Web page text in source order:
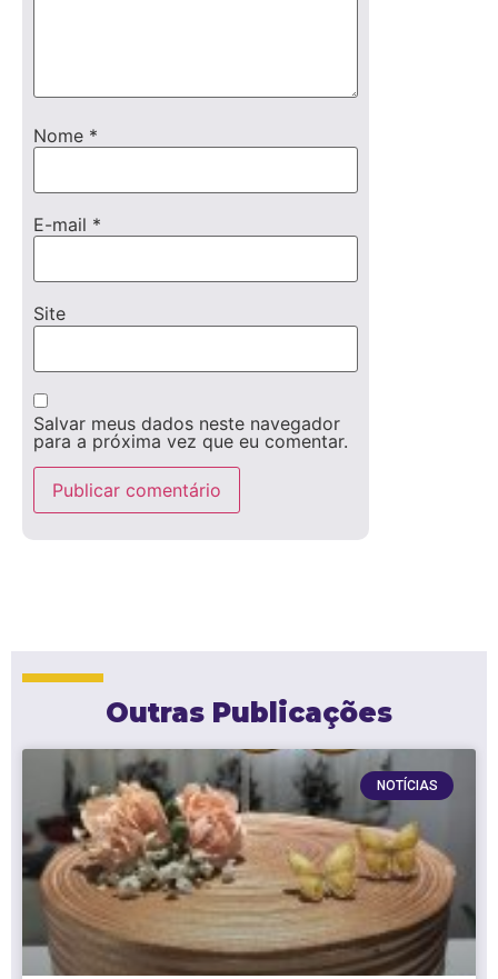
Nome *
E-mail *
Site
Salvar meus dados neste navegador
para a próxima vez que eu comentar.
Outras Publicações
NOTÍCIAS